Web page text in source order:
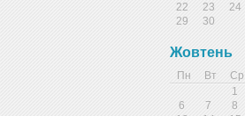
22
23 24
29
30
Жовтень
Пн Вт Ср
1
6
7 8